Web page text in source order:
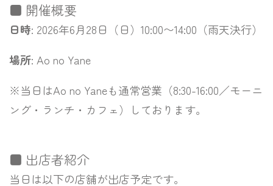
■ 開催概要
日時: 2026年6月28日（日）10:00〜14:00（雨天決行）
場所: Ao no Yane
※当日はAo no Yaneも通常営業（8:30-16:00／モーニ
ング・ランチ・カフェ）しております。
■ 出店者紹介
当日は以下の店舗が出店予定です。